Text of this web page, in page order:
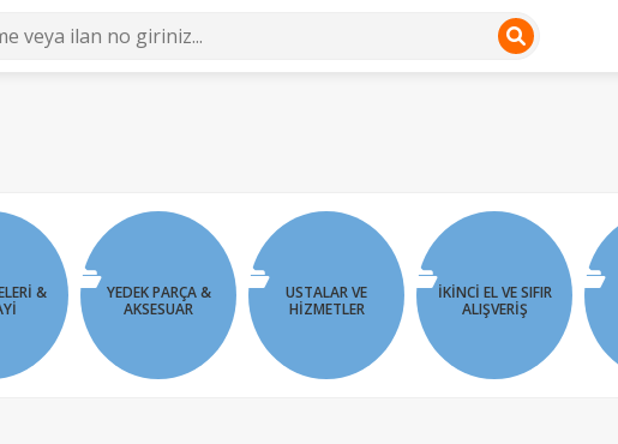
&
YEDEK PARÇA &
AKSESUAR
USTALAR VE
HIZMETLER
İKINCI EL VE SIFIR
ALIŞVERIŞ